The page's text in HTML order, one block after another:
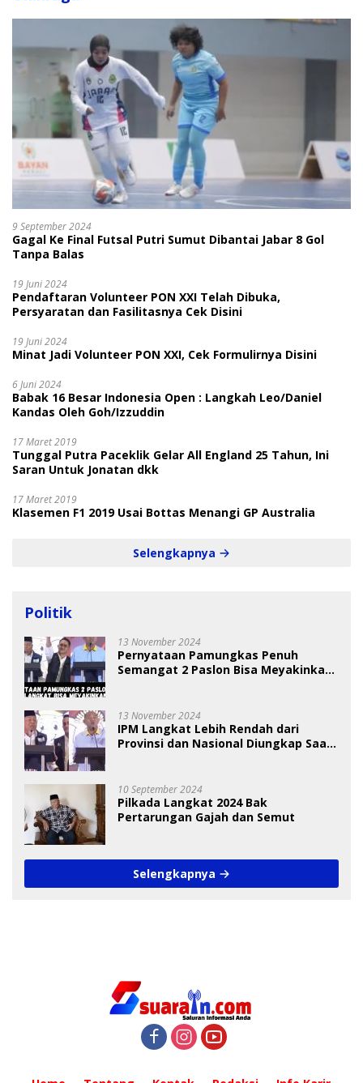
9 September 2024
Gagal Ke Final Futsal Putri Sumut Dibantai Jabar 8 Gol
Tanpa Balas
19 Juni 2024
Pendaftaran Volunteer PON XXI Telah Dibuka,
Persyaratan dan Fasilitasnya Cek Disini
19 Juni 2024
Minat Jadi Volunteer PON XXI, Cek Formulirnya Disini
6 Juni 2024
Babak 16 Besar Indonesia Open : Langkah Leo/Daniel
Kandas Oleh Goh/Izzuddin
17 Maret 2019
Tunggal Putra Paceklik Gelar All England 25 Tahun, Ini
Saran Untuk Jonatan dkk
17 Maret 2019
Klasemen F1 2019 Usai Bottas Menangi GP Australia
Selengkapnya
Politik
13 November 2024
Pernyataan Pamungkas Penuh
Semangat 2 Paslon Bisa Meyakinkan
13 November 2024
IPM Langkat Lebih Rendah dari
Provinsi dan Nasional Diungkap Saat
10 September 2024
Pilkada Langkat 2024 Bak
Pertarungan Gajah dan Semut
Selengkapnya